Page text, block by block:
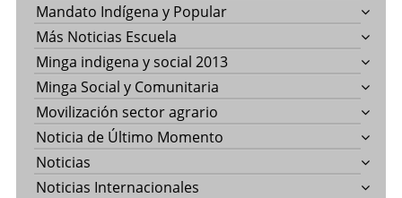
Mandato Indígena y Popular
Más Noticias Escuela
Minga indigena y social 2013
Minga Social y Comunitaria
Movilización sector agrario
Noticia de Último Momento
Noticias
Noticias Internacionales